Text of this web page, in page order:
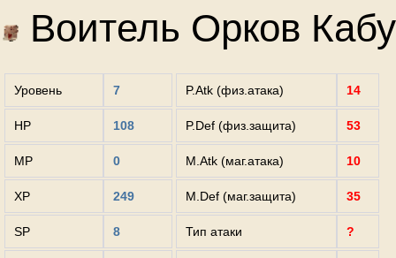
Воитель Орков Кабу
Уровень 7
HP 108
MP 0
XP 249
SP 8
P.Atk (физ.атака) 14
P.Def (физ.защита) 53
M.Atk (маг.атака) 10
M.Def (маг.защита) 35
Тип атаки ?